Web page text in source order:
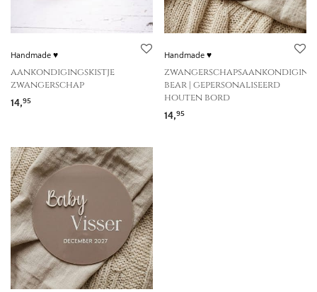
Handmade ♥
aankondigingskistje
zwangerschap
14,95
Handmade ♥
zwangerschapsaankondiging
bear | gepersonaliseerd
houten bord
14,95